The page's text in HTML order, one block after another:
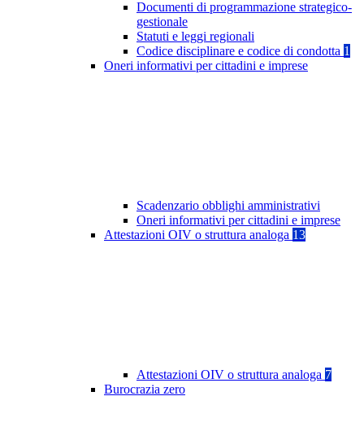
Documenti di programmazione strategico-
gestionale
Statuti e leggi regionali
Codice disciplinare e codice di condotta 1
Oneri informativi per cittadini e imprese
Scadenzario obblighi amministrativi
Oneri informativi per cittadini e imprese
Attestazioni OIV o struttura analoga 13
Attestazioni OIV o struttura analoga 7
Burocrazia zero